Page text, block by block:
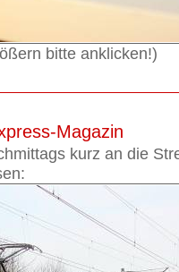
bitte anklicken!)
Magazin
kurz an die